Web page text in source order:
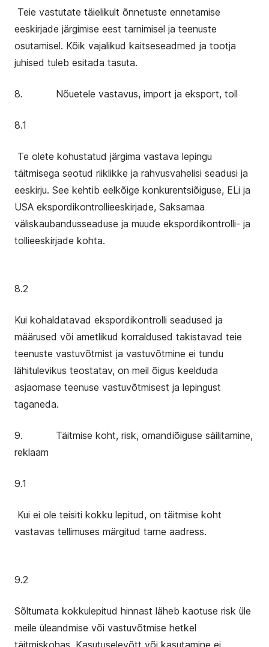
Teie vastutate täielikult õnnetuste ennetamise
eeskirjade järgimise eest tarnimisel ja teenuste
osutamisel. Kõik vajalikud kaitseseadmed ja tootja
juhised tuleb esitada tasuta.
8. Nõuetele vastavus, import ja eksport, toll
8.1
Te olete kohustatud järgima vastava lepingu
täitmisega seotud riiklikke ja rahvusvahelisi seadusi ja
eeskirju. See kehtib eelkõige konkurentsiõiguse, ELi ja
USA ekspordikontrollieeskirjade, Saksamaa
väliskaubandusseaduse ja muude ekspordikontrolli- ja
tollieeskirjade kohta.
8.2
Kui kohaldatavad ekspordikontrolli seadused ja
määrused või ametlikud korraldused takistavad teie
teenuste vastuvõtmist ja vastuvõtmine ei tundu
lähitulevikus teostatav, on meil õigus keelduda
asjaomase teenuse vastuvõtmisest ja lepingust
taganeda.
9. Täitmise koht, risk, omandiõiguse säilitamine,
reklaam
9.1
Kui ei ole teisiti kokku lepitud, on täitmise koht
vastavas tellimuses märgitud tarne aadress.
9.2
Sõltumata kokkulepitud hinnast läheb kaotuse risk üle
meile üleandmise või vastuvõtmise hetkel
täitmiskohas. Kasutuselevõtt või kasutamine ei